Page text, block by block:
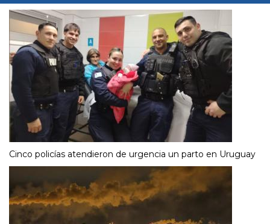
Cinco policías atendieron de urgencia un parto en Uruguay